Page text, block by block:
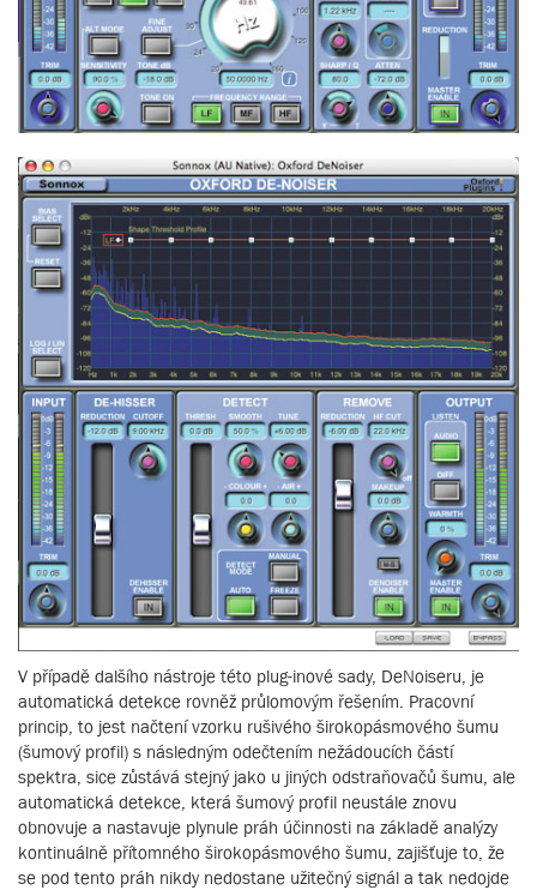
V případě dalšího nástroje této plug-inové sady, DeNoiseru, je
automatická detekce rovněž průlomovým řešením. Pracovní
princip, to jest načtení vzorku rušivého širokopásmového šumu
(šumový profil) s následným odečtením nežádoucích částí
spektra, sice zůstává stejný jako u jiných odstraňovačů šumu, ale
automatická detekce, která šumový profil neustále znovu
obnovuje a nastavuje plynule práh účinnosti na základě analýzy
kontinuálně přítomného širokopásmového šumu, zajišťuje to, že
se pod tento práh nikdy nedostane užitečný signál a tak nedojde